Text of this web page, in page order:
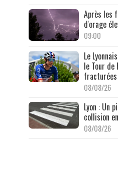
Après les
d'orage
09:00
Le
le Tour de
fracturées
08/08/26
Lyon : Un
collision
08/08/26